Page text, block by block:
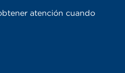
atención cuando